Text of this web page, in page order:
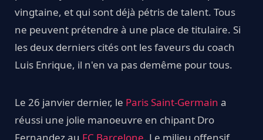
vingtaine, et qui sont déjà pétris de talent. Tous
ne peuvent prétendre à une place de titulaire. Si
les deux derniers cités ont les faveurs du coach
Luis Enrique, il n'en va pas demême pour tous.
Le 26 janvier dernier, le Paris Saint-Germain a
réussi une jolie manoeuvre en chipant Dro